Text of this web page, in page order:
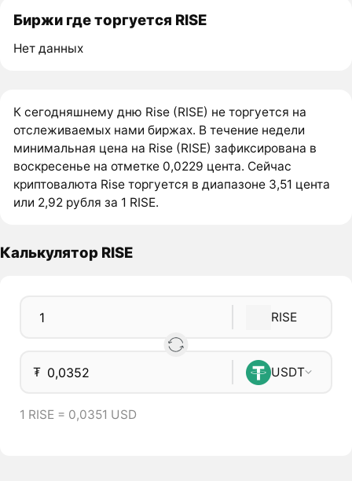
Биржи где торгуется RISE
Нет данных
К сегодняшнему дню Rise (RISE) не торгуется на
отслеживаемых нами биржах. В течение недели
минимальная цена на Rise (RISE) зафиксирована в
воскресенье на отметке 0,0229 цента. Сейчас
криптовалюта Rise торгуется в диапазоне 3,51 цента
или 2,92 рубля за 1 RISE.
Калькулятор RISE
RISE
₮ USDT
1 RISE = 0,0351 USD